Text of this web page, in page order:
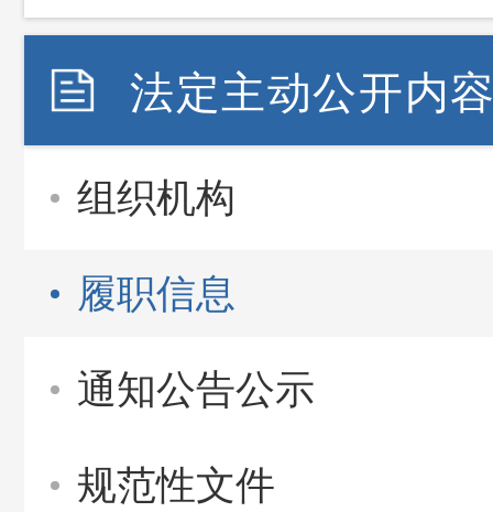
法定主动公开内
组织机构
履职信息
通知公告公示
规范性文件